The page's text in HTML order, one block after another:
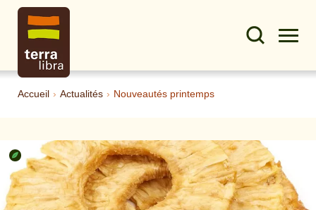
Accueil › Actualités › Nouveautés printemps